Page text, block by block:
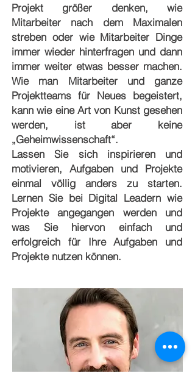
Projekt größer denken, wie
Mitarbeiter nach dem Maximalen
streben oder wie Mitarbeiter Dinge
immer wieder hinterfragen und dann
immer weiter etwas besser machen.
Wie man Mitarbeiter und ganze
Projektteams für Neues begeistert,
kann wie eine Art von Kunst gesehen
werden, ist aber keine
„Geheimwissenschaft“.
Lassen Sie sich inspirieren und
motivieren, Aufgaben und Projekte
einmal völlig anders zu starten.
Lernen Sie bei Digital Leadern wie
Projekte angegangen werden und
was Sie hiervon einfach und
erfolgreich für Ihre Aufgaben und
Projekte nutzen können.